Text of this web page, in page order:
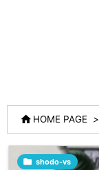
 HOME PAGE >
 shodo-vs